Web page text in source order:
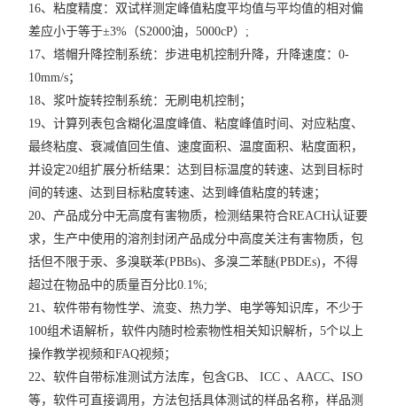
16、粘度精度：双试样测定峰值粘度平均值与平均值的相对偏
差应小于等于±3%（S2000油，5000cP）;
17、塔帽升降控制系统：步进电机控制升降，升降速度：0-
10mm/s；
18、浆叶旋转控制系统：无刷电机控制；
19、计算列表包含糊化温度峰值、粘度峰值时间、对应粘度、
最终粘度、衰减值回生值、速度面积、温度面积、粘度面积，
并设定20组扩展分析结果：达到目标温度的转速、达到目标时
间的转速、达到目标粘度转速、达到峰值粘度的转速；
20、产品成分中无高度有害物质，检测结果符合REACH认证要
求，生产中使用的溶剂封闭产品成分中高度关注有害物质，包
括但不限于汞、多溴联苯(PBBs)、多溴二苯醚(PBDEs)，不得
超过在物品中的质量百分比0.1%;
21、软件带有物性学、流变、热力学、电学等知识库，不少于
100组术语解析，软件内随时检索物性相关知识解析，5个以上
操作教学视频和FAQ视频；
22、软件自带标准测试方法库，包含GB、 ICC 、AACC、ISO
等，软件可直接调用，方法包括具体测试的样品名称，样品测